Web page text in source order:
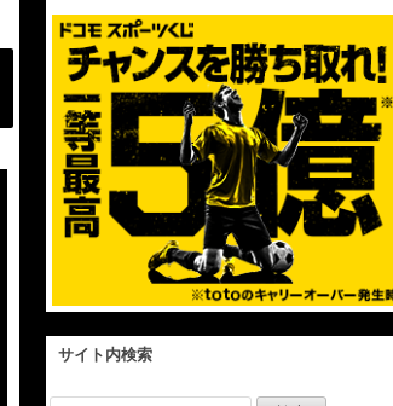
サイト内検索